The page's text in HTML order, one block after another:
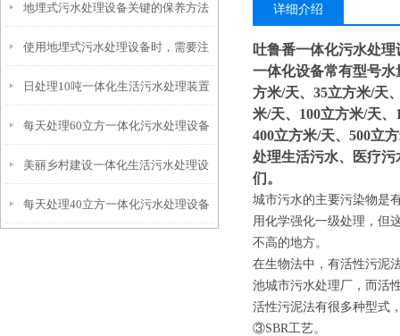
特点呢？
地埋式污水处理设备关键的保养方法
使用地埋式污水处理设备时，需要注
意以下事项
日处理10吨一体化生活污水处理装置
每天处理60立方一体化污水处理设备
美丽乡村建设一体化生活污水处理设
备
每天处理40立方一体化污水处理设备
详细介绍
吐鲁番一体化污水处理
一体化设备常有型号水
方米/天、35立方米/天
米/天、100立方米/天
400立方米/天、500立
处理生活污水、医疗
们。
城市污水的主要污染物是
用化学强化一级处理，但
不高的地方。
在生物法中，有活性污泥
池城市污水处理厂，而活
活性污泥法有很多种型式
③SBR工艺。